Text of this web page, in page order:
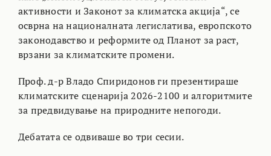
активности и Законот за климатска акција“, се
осврна на националната легислатива, европското
законодавство и реформите од Планот за раст,
врзани за климатските промени.
Проф. д-р Владо Спиридонов ги презентираше
климатските сценарија 2026-2100 и алгоритмите
за предвидување на природните непогоди.
Дебатата се одвиваше во три сесии.